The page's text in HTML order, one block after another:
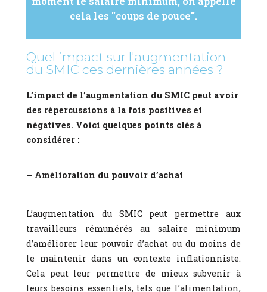
cela les "coups de pouce".
Quel impact sur l'augmentation
du SMIC ces dernières années ?
L’impact de l’augmentation du SMIC peut avoir
des répercussions à la fois positives et
négatives. Voici quelques points clés à
considérer :
– Amélioration du pouvoir d’achat
L’augmentation du SMIC peut permettre aux
travailleurs rémunérés au salaire minimum
d’améliorer leur pouvoir d’achat ou du moins de
le maintenir dans un contexte inflationniste.
Cela peut leur permettre de mieux subvenir à
leurs besoins essentiels, tels que l’alimentation,